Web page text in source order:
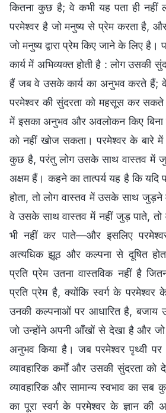
कितना कुछ है; वे कभी यह पता ही नहीं
परमेश्वर है जो मनुष्य से प्रेम करता है,
जो मनुष्य द्वारा प्रेम किए जाने के लिए
कार्य में अभिव्यक्त होती है : लोग उसकी
हैं जब वे उसके कार्य का अनुभव करते हैं;
परमेश्वर की सुंदरता को महसूस कर
में इसका अनुभव और अवलोकन किए बिना
को नहीं खोज सकता। परमेश्वर के बारे
कुछ है, परंतु लोग उसके साथ वास्तव में
अक्षम हैं। कहने का तात्पर्य यह है कि यदि
होता, तो लोग वास्तव में उसके साथ
वे उसके साथ वास्तव में नहीं जुड़ पाते,
भी नहीं कर पाते—और इसलिए
अत्यधिक झूठ और कल्पना से दूषित
प्रति प्रेम उतना वास्तविक नहीं है
प्रति प्रेम है, क्योंकि स्वर्ग के परमेश्वर
उनकी कल्पनाओं पर आधारित है, बजाय
जो उन्होंने अपनी आँखों से देखा है और जो
अनुभव किया है। जब परमेश्वर पृथ्वी
व्यावहारिक कर्मों और उसकी सुंदरता
व्यावहारिक और सामान्य स्वभाव का
का पूरा स्वर्ग के परमेश्वर के ज्ञान की